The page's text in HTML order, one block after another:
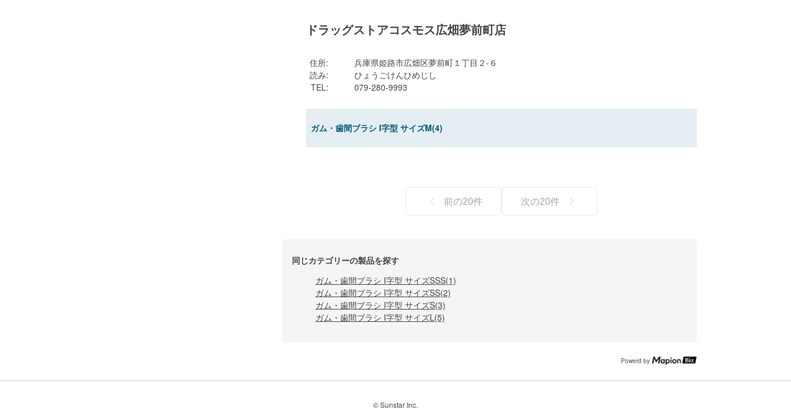
ドラッグストアコスモス広畑夢前町店
住所:
兵庫県姫路市広畑区夢前町１丁目２-６
読み:
ひょうごけんひめじし
TEL: 079-280-9993
ガム・歯間ブラシ I字型 サイズM(4)
前の20件 次の20件
同じカテゴリーの製品を探す
ガム・歯間ブラシ I字型 サイズSSS(1)
ガム・歯間ブラシ I字型 サイズSS(2)
ガム・歯間ブラシ I字型 サイズS(3)
ガム・歯間ブラシ I字型 サイズL(5)
Powerd by
© Sunstar Inc.